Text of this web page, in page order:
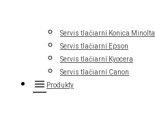
Servis tlačiarní Konica Minolta
Servis tlačiarní Epson
Servis tlačiarní Kyocera
Servis tlačiarní Canon
Produkty